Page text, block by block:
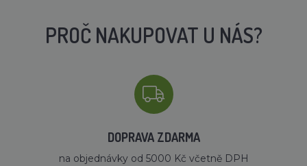
PROČ NAKUPOVAT U NÁS?
DOPRAVA ZDARMA
na objednávky od 5000 Kč včetně DPH